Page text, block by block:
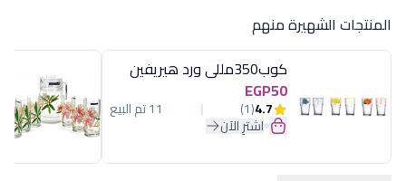
المنتجات الشهيرة منهم
كوب350مللى ورد هيريفين
EGP50
4.7
(1) 11 تم البيع
اشترِ الآن